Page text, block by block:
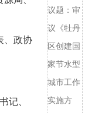
、政协
记、
议题：审
议《牡丹
区创建国
家节水型
城市工作
实施方